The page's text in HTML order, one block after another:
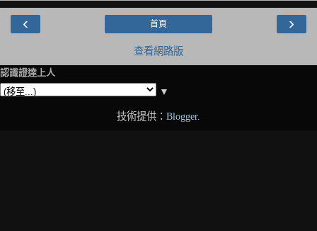
‹ ›
首頁
查看網路版
認識證達上人
▼
技術提供： Blogger.